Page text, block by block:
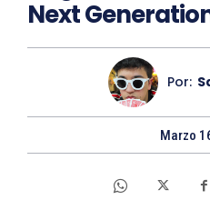
Next
Por:
Marzo